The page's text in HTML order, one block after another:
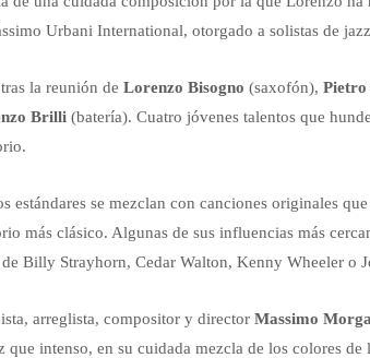
Urbani International, otorgado a solistas de
la reunión de Lorenzo Bisogno (saxofón), Pietro
Brilli(batería). Cuatro jóvenes talentos que
estándares se mezclan con canciones originales
más clásico. Algunas de sus influencias más
Billy Strayhorn, Cedar Walton, Kenny Wheeler o
arreglista, compositor y director Massimo
que intenso, en su cuidada mezcla de los colores